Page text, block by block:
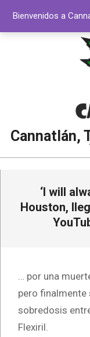
contenido
Cannatlán,
navegación
‘I will
Houston,
… por una
pero finalmente
sobredosis
Flexiril.
Bienvenidos a